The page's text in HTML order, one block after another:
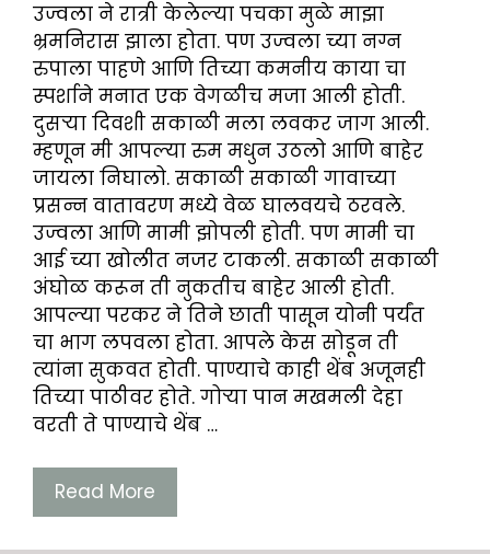
उज्वला ने रात्री केलेल्या पचका मुळे माझा
भ्रमनिरास झाला होता. पण उज्वला च्या नग्न
रुपाला पाहणे आणि तिच्या कमनीय काया चा
स्पर्शाने मनात एक वेगळीच मजा आली होती.
दुसऱ्या दिवशी सकाळी मला लवकर जाग आली.
म्हणून मी आपल्या रुम मधुन उठलो आणि बाहेर
जायला निघालो. सकाळी सकाळी गावाच्या
प्रसन्न वातावरण मध्ये वेळ घालवयचे ठरवले.
उज्वला आणि मामी झोपली होती. पण मामी चा
आई च्या खोलीत नजर टाकली. सकाळी सकाळी
अंघोळ करून ती नुकतीच बाहेर आली होती.
आपल्या परकर ने तिने छाती पासून योनी पर्यंत
चा भाग लपवला होता. आपले केस सोडून ती
त्यांना सुकवत होती. पाण्याचे काही थेंब अजूनही
तिच्या पाठीवर होते. गोऱ्या पान मखमली देहा
वरती ते पाण्याचे थेंब …
Read More